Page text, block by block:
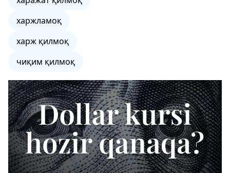
харжламоқ
харж қилмоқ
чиқим қилмоқ